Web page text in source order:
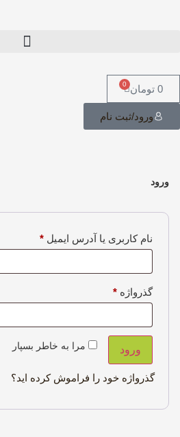
0 تومان 0
ورود/ثبت نام
ورود
نام کاربری یا آدرس ایمیل *
گذرواژه *
مرا به خاطر بسپار ورود
گذرواژه خود را فراموش کرده اید؟